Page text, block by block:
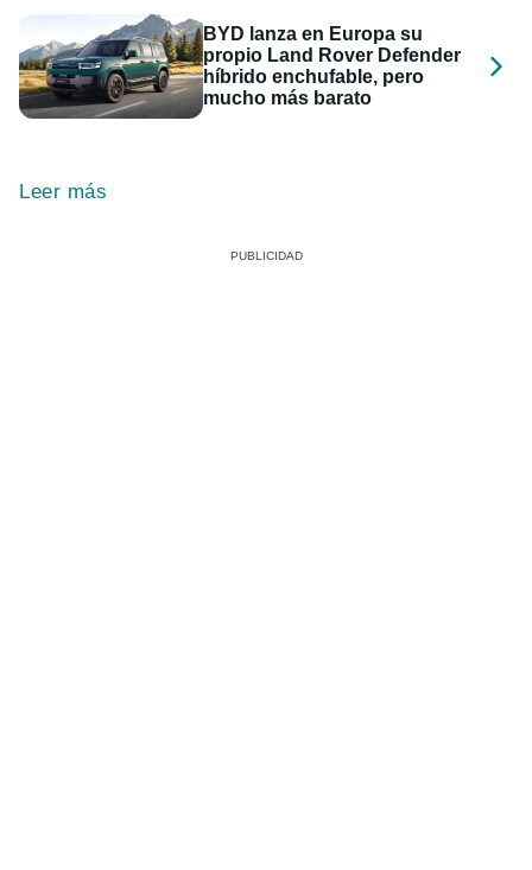
BYD lanza en Europa su
propio Land Rover Defender
híbrido enchufable, pero
mucho más barato
Leer más